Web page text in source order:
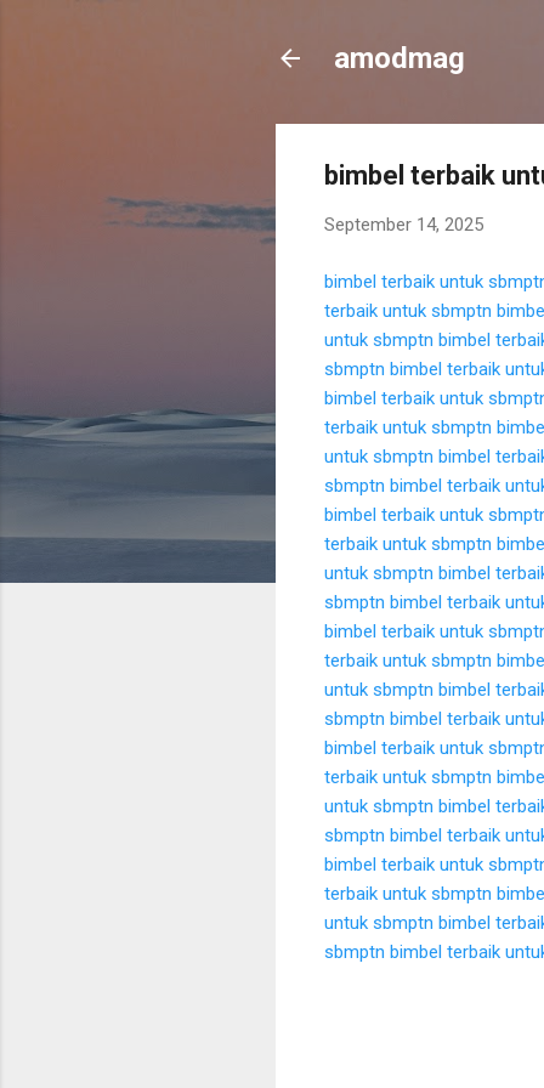
amodmag
bimbel terbaik
September 14, 2025
bimbel terbaik untuk
terbaik untuk sbmptn
untuk sbmptn bimbel
sbmptn bimbel terbaik
bimbel terbaik untuk
terbaik untuk sbmptn
untuk sbmptn bimbel
sbmptn bimbel terbaik
bimbel terbaik untuk
terbaik untuk sbmptn
untuk sbmptn bimbel
sbmptn bimbel terbaik
bimbel terbaik untuk
terbaik untuk sbmptn
untuk sbmptn bimbel
sbmptn bimbel terbaik
bimbel terbaik untuk
terbaik untuk sbmptn
untuk sbmptn bimbel
sbmptn bimbel terbaik
bimbel terbaik untuk
terbaik untuk sbmptn
untuk sbmptn bimbel
sbmptn bimbel terbaik